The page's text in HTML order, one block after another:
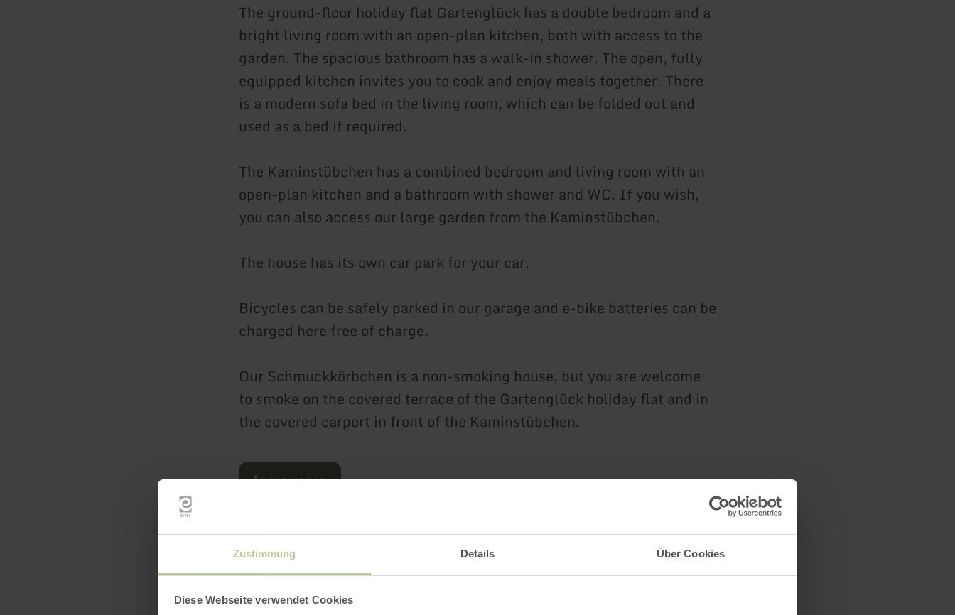
Zustimmung Details Über Cookies
Diese Webseite verwendet Cookies
The ground-floor holiday flat Gartenglück has a double bedroom and a
bright living room with an open-plan kitchen, both with access to the
garden. The spacious bathroom has a walk-in shower. The open, fully
equipped kitchen invites you to cook and enjoy meals together. There
is a modern sofa bed in the living room, which can be folded out and
used as a bed if required.
The Kaminstübchen has a combined bedroom and living room with an
open-plan kitchen and a bathroom with shower and WC. If you wish,
you can also access our large garden from the Kaminstübchen.
The house has its own car park for your car.
Bicycles can be safely parked in our garage and e-bike batteries can be
charged here free of charge.
Our Schmuckkörbchen is a non-smoking house, but you are welcome
to smoke on the covered terrace of the Gartenglück holiday flat and in
the covered carport in front of the Kaminstübchen.
learn more